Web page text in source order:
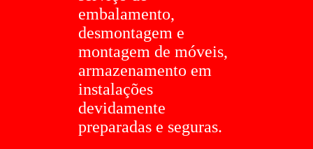
embalamento,
desmontagem e
montagem de móveis,
armazenamento em
instalações
devidamente
preparadas e seguras.